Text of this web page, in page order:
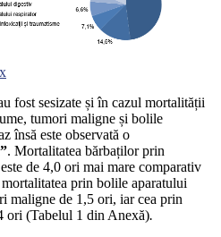
fost sesizate și în cazul mortalității
tumori maligne și bolile
însă este observată o
. Mortalitatea bărbaților prin
de 4,0 ori mai mare comparativ
prin bolile aparatului
maligne de 1,5 ori, iar cea prin
ori (Tabelul 1 din Anexă).